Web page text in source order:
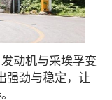
动机与采埃孚变
强劲与稳定，让